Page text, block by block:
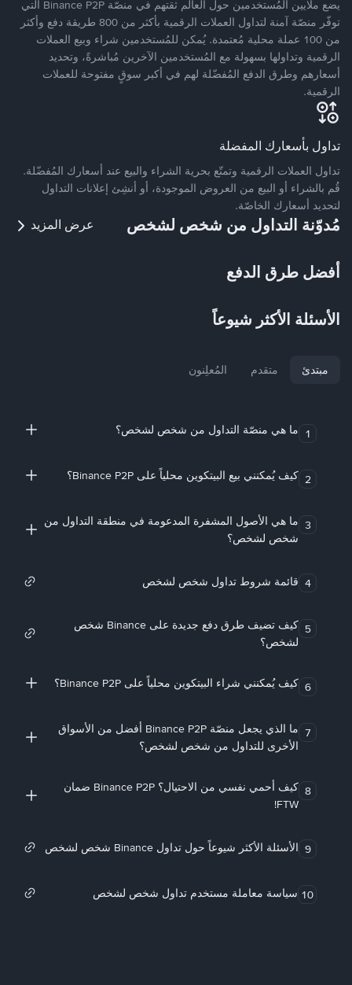
يضع ملايين المُستخدمين حول العالم ثقتهم في منصّة Binance P2P التي
توفّر منصّة آمنة لتداول العملات الرقمية بأكثر من 800 طريقة دفع وأكثر
من 100 عملة محلية مُعتمدة. يُمكن للمُستخدمين شراء وبيع العملات
الرقمية وتداولها بسهولة مع المُستخدمين الآخرين مُباشرةً، وتحديد
أسعارهم وطرق الدفع المُفضّلة لهم في أكبر سوقٍ مفتوحة للعملات
الرقمية.
تداول بأسعارك المفضلة
تداول العملات الرقمية وتمتّع بحرية الشراء والبيع عند أسعارك المُفضّلة.
قُم بالشراء أو البيع من العروض الموجودة، أو أنشِئ إعلانات التداول
لتحديد أسعارك الخاصّة.
مُدوّنة التداول من شخص لشخص عرض المزيد
أفضل طرق الدفع
الأسئلة الأكثر شيوعاً
مبتدئ متقدم المُعلِنون
1 ما هي منصّة التداول من شخص لشخص؟
2 كيف يُمكنني بيع البيتكوين محلياً على Binance P2P؟
3 ما هي الأصول المشفرة المدعومة في منطقة التداول من
شخص لشخص؟
4 قائمة شروط تداول شخص لشخص
5
كيف تضيف طرق دفع جديدة على Binance شخص
لشخص؟
6 كيف يُمكنني شراء البيتكوين محلياً على Binance P2P؟
7
ما الذي يجعل منصّة Binance P2P أفضل من الأسواق
الأخرى للتداول من شخص لشخص؟
8
كيف أحمي نفسي من الاحتيال؟ Binance P2P ضمان
FTW!
9 الأسئلة الأكثر شيوعاً حول تداول Binance شخص لشخص
10 سياسة معاملة مستخدم تداول شخص لشخص